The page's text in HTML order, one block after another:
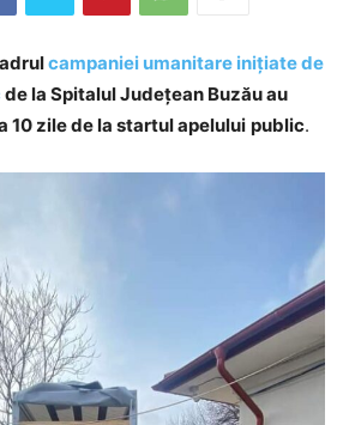
campaniei umanitare inițiate de
de la Spitalul Județean Buzău au
10 zile de la startul apelului public.